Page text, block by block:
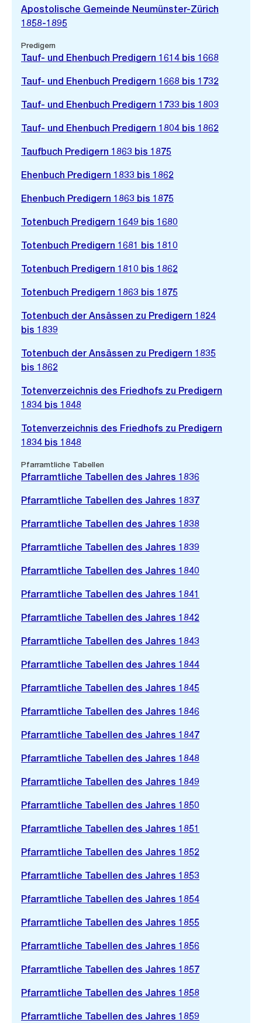
Apostolische Gemeinde Neumünster-Zürich
1858-1895
Predigern
Tauf- und Ehenbuch Predigern 1614 bis 1668
Tauf- und Ehenbuch Predigern 1668 bis 1732
Tauf- und Ehenbuch Predigern 1733 bis 1803
Tauf- und Ehenbuch Predigern 1804 bis 1862
Taufbuch Predigern 1863 bis 1875
Ehenbuch Predigern 1833 bis 1862
Ehenbuch Predigern 1863 bis 1875
Totenbuch Predigern 1649 bis 1680
Totenbuch Predigern 1681 bis 1810
Totenbuch Predigern 1810 bis 1862
Totenbuch Predigern 1863 bis 1875
Totenbuch der Ansässen zu Predigern 1824
bis 1839
Totenbuch der Ansässen zu Predigern 1835
bis 1862
Totenverzeichnis des Friedhofs zu Predigern
1834 bis 1848
Totenverzeichnis des Friedhofs zu Predigern
1834 bis 1848
Pfarramtliche Tabellen
Pfarramtliche Tabellen des Jahres 1836
Pfarramtliche Tabellen des Jahres 1837
Pfarramtliche Tabellen des Jahres 1838
Pfarramtliche Tabellen des Jahres 1839
Pfarramtliche Tabellen des Jahres 1840
Pfarramtliche Tabellen des Jahres 1841
Pfarramtliche Tabellen des Jahres 1842
Pfarramtliche Tabellen des Jahres 1843
Pfarramtliche Tabellen des Jahres 1844
Pfarramtliche Tabellen des Jahres 1845
Pfarramtliche Tabellen des Jahres 1846
Pfarramtliche Tabellen des Jahres 1847
Pfarramtliche Tabellen des Jahres 1848
Pfarramtliche Tabellen des Jahres 1849
Pfarramtliche Tabellen des Jahres 1850
Pfarramtliche Tabellen des Jahres 1851
Pfarramtliche Tabellen des Jahres 1852
Pfarramtliche Tabellen des Jahres 1853
Pfarramtliche Tabellen des Jahres 1854
Pfarramtliche Tabellen des Jahres 1855
Pfarramtliche Tabellen des Jahres 1856
Pfarramtliche Tabellen des Jahres 1857
Pfarramtliche Tabellen des Jahres 1858
Pfarramtliche Tabellen des Jahres 1859